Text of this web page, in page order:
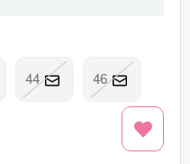
44 46